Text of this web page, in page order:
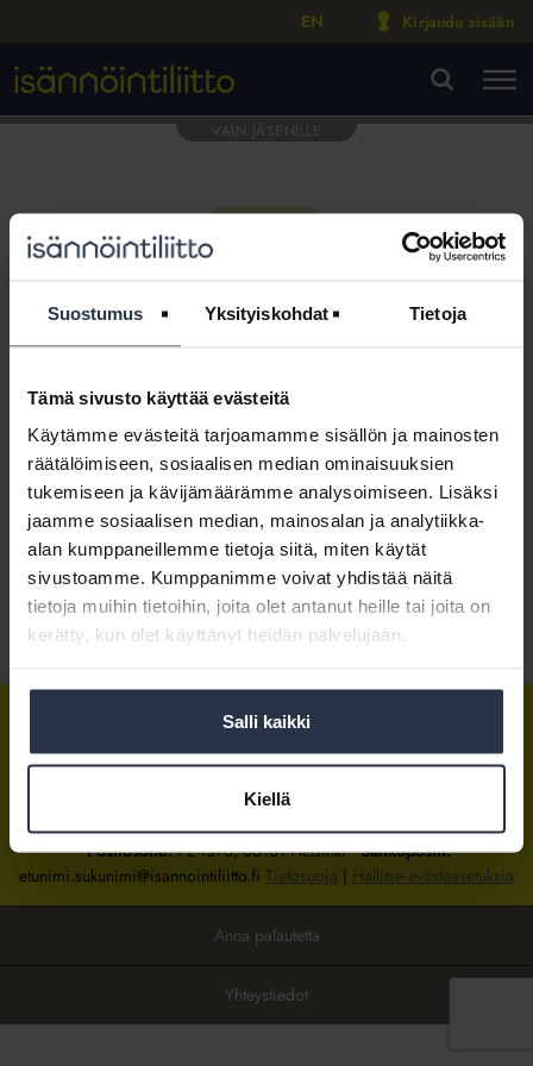
Suostumus Yksityiskohdat Tietoja
Tämä sivusto käyttää evästeitä
Käytämme evästeitä tarjoamamme sisällön ja mainosten
räätälöimiseen, sosiaalisen median ominaisuuksien
tukemiseen ja kävijämäärämme analysoimiseen. Lisäksi
jaamme sosiaalisen median, mainosalan ja analytiikka-
alan kumppaneillemme tietoja siitä, miten käytät
sivustoamme. Kumppanimme voivat yhdistää näitä
tietoja muihin tietoihin, joita olet antanut heille tai joita on
kerätty, kun olet käyttänyt heidän palvelujaan.
Salli kaikki
Kiellä
EN Kirjaudu sisään
Tämä osio on rajattu
Isännöintiliiton jäsenyritysten
henkilökunnalle
Kirjaudu sisään
Tietoa jäsenyydestä
IsännöintiliittoIsännöintiliittoIsännöintiliitto
Isännöintiliiton toimistosijaitsee Hakaniemessä Helsingissä.
Postiosoite:PL 1370, 00101 HelsinkiSähköpostit:
etunimi.sukunimi@isannointiliitto.fi Tietosuoja | Hallitse evästeasetuksia
Anna palautetta
Yhteystiedot